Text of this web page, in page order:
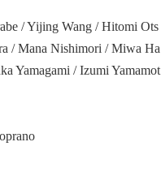
/ Yijing Wang / Hitomi Ots
/ Mana Nishimori / Miwa Ha
Yamagami / Izumi Yamamot